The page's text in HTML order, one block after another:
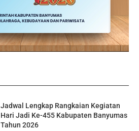
Jadwal Lengkap Rangkaian Kegiatan
Hari Jadi Ke-455 Kabupaten Banyumas
Tahun 2026